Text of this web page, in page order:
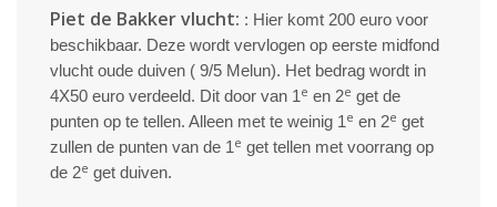
Piet de Bakker vlucht: : Hier komt 200 euro voor
beschikbaar. Deze wordt vervlogen op eerste midfond
vlucht oude duiven ( 9/5 Melun). Het bedrag wordt in
4X50 euro verdeeld. Dit door van 1 e en 2e get de
punten op te tellen. Alleen met te weinig 1 e en 2e get
zullen de punten van de 1 e get tellen met voorrang op
de 2e get duiven.